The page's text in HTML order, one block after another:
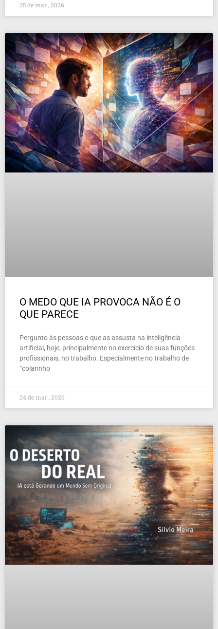
25 de mar , 2026
O MEDO QUE IA PROVOCA NÃO É O
QUE PARECE
Pergunto às pessoas o que as assusta na inteligência
artificial, hoje, principalmente no exercício de suas funções
profissionais, no trabalho. Especialmente no trabalho de
“colarinho
24 de mar , 2026